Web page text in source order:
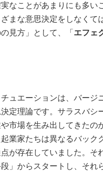
実なことがあまりにも多
まな意思決定をしなくて
見方」として、「 エフェ
ュエーションは、バージ
決定理論です。サラスバ
市場を生み出してきたの
業家たちは異なるバック
点が存在していました。そ
」からスタートし、それ